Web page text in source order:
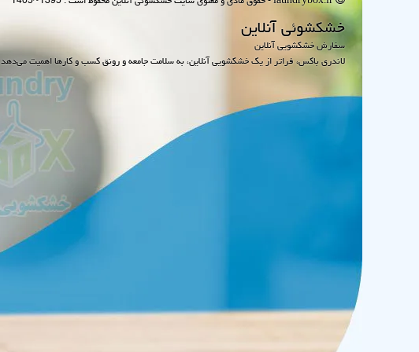
خشكشوئی آنلاین
سفارش خشکشویی آنلاین
لاندری باکس، فراتر از یک خشکشویی آنلاین، به سلامت جامعه و رونق کسب و کارها اهمیت می‌دهد